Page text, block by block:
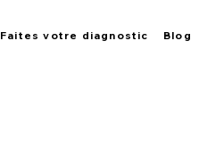
Faites votre diagnostic Blog